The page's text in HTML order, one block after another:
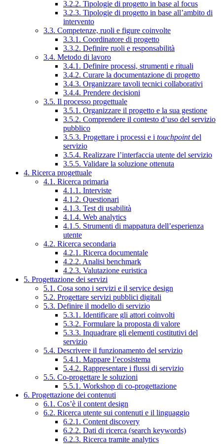
3.2.2. Tipologie di progetto in base al focus
3.2.3. Tipologie di progetto in base all’ambito di
intervento
3.3. Competenze, ruoli e figure coinvolte
3.3.1. Coordinatore di progetto
3.3.2. Definire ruoli e responsabilità
3.4. Metodo di lavoro
3.4.1. Definire processi, strumenti e rituali
3.4.2. Curare la documentazione di progetto
3.4.3. Organizzare tavoli tecnici collaborativi
3.4.4. Prendere decisioni
3.5. Il processo progettuale
3.5.1. Organizzare il progetto e la sua gestione
3.5.2. Comprendere il contesto d’uso del servizio
pubblico
3.5.3. Progettare i processi e i touchpointdel
servizio
3.5.4. Realizzare l’interfaccia utente del servizio
3.5.5. Validare la soluzione ottenuta
4. Ricerca progettuale
4.1. Ricerca primaria
4.1.1. Interviste
4.1.2. Questionari
4.1.3. Test di usabilità
4.1.4. Web analytics
4.1.5. Strumenti di mappatura dell’esperienza
utente
4.2. Ricerca secondaria
4.2.1. Ricerca documentale
4.2.2. Analisi benchmark
4.2.3. Valutazione euristica
5. Progettazione dei servizi
5.1. Cosa sono i servizi e il service design
5.2. Progettare servizi pubblici digitali
5.3. Definire il modello di servizio
5.3.1. Identificare gli attori coinvolti
5.3.2. Formulare la proposta di valore
5.3.3. Inquadrare gli elementi costitutivi del
servizio
5.4. Descrivere il funzionamento del servizio
5.4.1. Mappare l’ecosistema
5.4.2. Rappresentare i flussi di servizio
5.5. Co-progettare le soluzioni
5.5.1. Workshop di co-progettazione
6. Progettazione dei contenuti
6.1. Cos’è il content design
6.2. Ricerca utente sui contenuti e il linguaggio
6.2.1. Content discovery
6.2.2. Dati di ricerca (search keywords)
6.2.3. Ricerca tramite analytics